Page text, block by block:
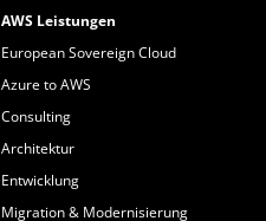
AWS Leistungen
European Sovereign Cloud
Azure to AWS
Consulting
Architektur
Entwicklung
Migration & Modernisierung